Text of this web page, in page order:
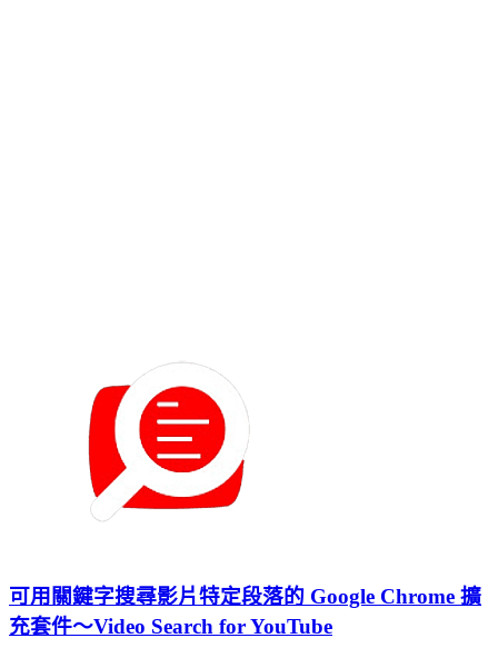
可用關鍵字搜尋影片特定段落的 Google Chrome 擴
充套件～Video Search for YouTube